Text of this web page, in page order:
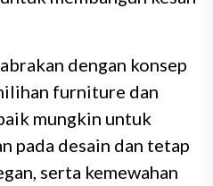
dengan konsep
furniture dan
mungkin untuk
pada desain dan tetap
serta kemewahan